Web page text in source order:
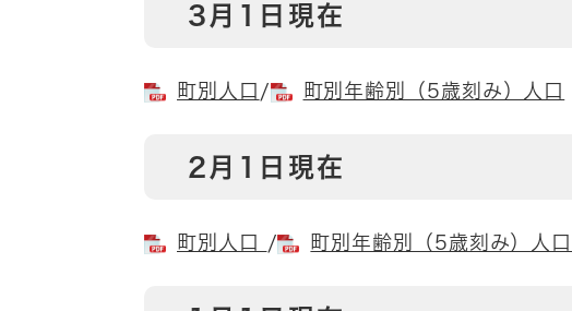
3月1日現在
町別人口 / 町別年齢別（5歳刻み）人口
2月1日現在
町別人口 / 町別年齢別（5歳刻み）人口